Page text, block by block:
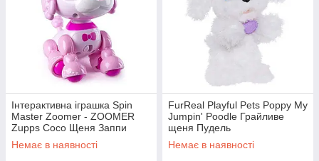
Інтерактивна іграшка Spin
Master Zoomer - ZOOMER
Zupps Coco Щеня Заппи
Пудель Коко
Немає в наявності
FurReal Playful Pets Poppy My
Jumpin' Poodle Грайливе
щеня Пудель
Немає в наявності